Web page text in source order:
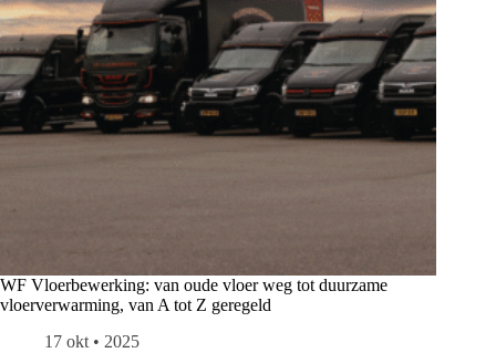
WF Vloerbewerking: van oude vloer weg tot duurzame
vloerverwarming, van A tot Z geregeld
17 okt • 2025